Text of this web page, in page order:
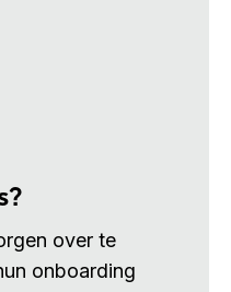
over te
onboarding